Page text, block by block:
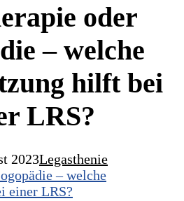
oder
– welche
hilft bei
LRS?
2023Legasthenie